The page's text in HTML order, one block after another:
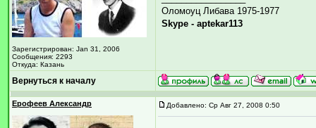
Зарегистрирован: Jan 31, 2006
Сообщения: 2293
Откуда: Казань
Оломоуц Либава 1975-1977
Skype - aptekar113
Вернуться к началу
Ерофеев Александр Добавлено: Ср Авг 27, 2008 0:50